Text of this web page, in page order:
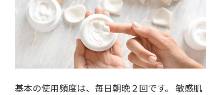
基本の使用頻度は、毎日朝晩２回です。 敏感肌